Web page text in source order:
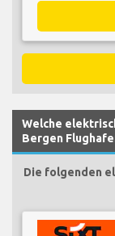
Welche
Bergen
Die folgenden